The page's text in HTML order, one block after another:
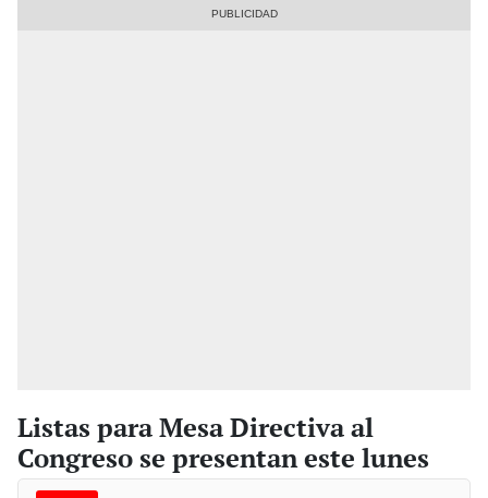
Listas para Mesa Directiva al
Congreso se presentan este lunes